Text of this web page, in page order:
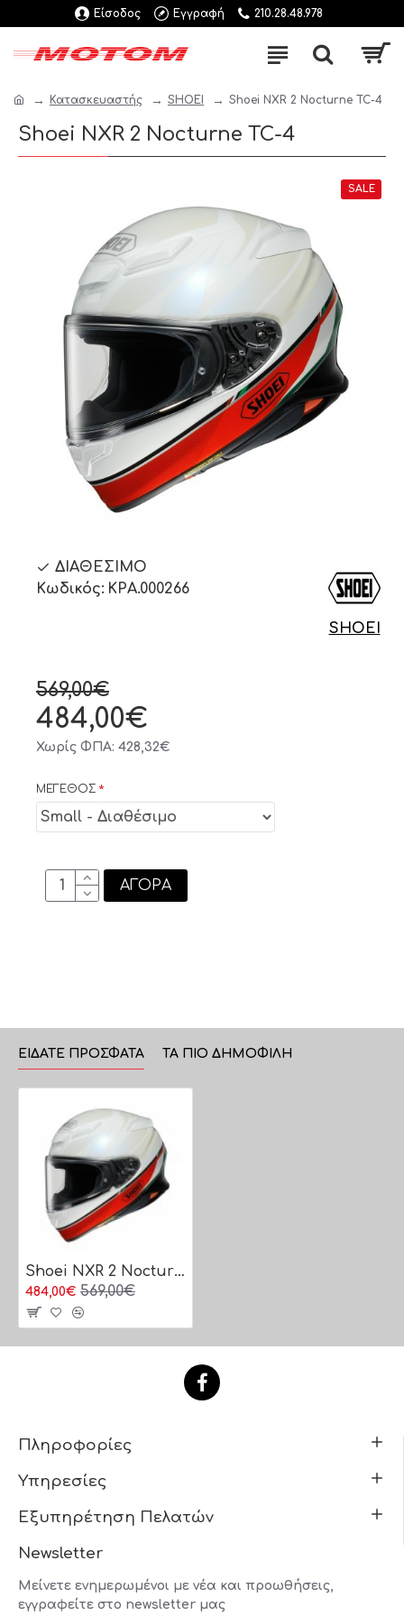
Είσοδος Εγγραφή 210.28.48.978
Κατασκευαστής SHOEI Shoei NXR 2 Nocturne TC-4
Shoei NXR 2 Nocturne TC-4
SALE
484,00€
569,00€
Χωρίς ΦΠΑ: 428,32€
ΔΙΑΘΈΣΙΜΟ
Κωδικός: ΚΡΑ.000266
SHOEI
ΜΕΓΕΘΟΣ
ΑΓΟΡΆ
ΕΊΔΑΤΕ ΠΡΌΣΦΑΤΑ ΤΑ ΠΙΟ ΔΗΜΟΦΙΛΗ
Shoei NXR 2 Nocturne TC-4
484,00€ 569,00€
Πληροφορίες
Υπηρεσίες
Εξυπηρέτηση Πελατών
Newsletter
Μείνετε ενημερωμένοι με νέα και προωθήσεις,
εγγραφείτε στο newsletter μας